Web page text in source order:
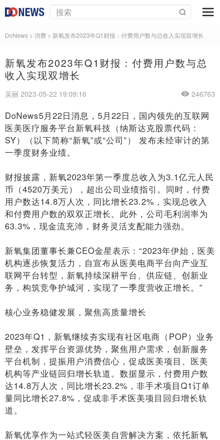
DoNews > 消费 > 新氧发布2023年Q1财报：付费用户数与总收入实现双增长
新氧发布2023年Q1财报：付费用户数与总
收入实现双增长
吴丽 2023-05-22 19:09:16 246763
DoNews5月22日消息，5月22日 ，国内领先的互联网
医美医疗服务平台新氧科技（纳斯达克股票代码：
SY）（以下简称“新氧”或“公司”） 发布未经审计的第
一季度财务业绩。
财报披露，新氧2023年第一季度总收入为3.1亿元人民
币 （4520万美元），超出公司 业绩指引 。 同时，付费
用户数达14.8万人次，同比增长23.2% ，实现总收入
和付费用户数的双双正增长。此外，公司毛利润率为
63.3% ，现金流充沛，财务灵活支配能力强劲。
新氧集团董事长兼CEO金星表示：“2023年伊始， 医美
机构逐步恢复活力 ， 自宣布从医美电商平台向产业互
联网平台转型，新氧持续深耕平台、供应链、创新业
务，构筑竞争护城河，实现了一季度营收正增长。 ”
核心业务稳健发展，聚焦高质量增长
2023年Q1，新氧继续夯实现有社区电商（POP）业务
壁垒，发挥平台资源优势，聚焦用户需求，创新服务
平台机制，提振用户消费信心，促成医美项目、医美
机构等产业链回归增长轨道。 数据显示，付费用户数
达14.8万人次，同比增长23.2% ，非手术项目Q1订单
量同比增长27.8%，促成非手术医美项目 回归增长轨
道。
新氧优享作为一站式轻医美自营解决方案，依托新氧